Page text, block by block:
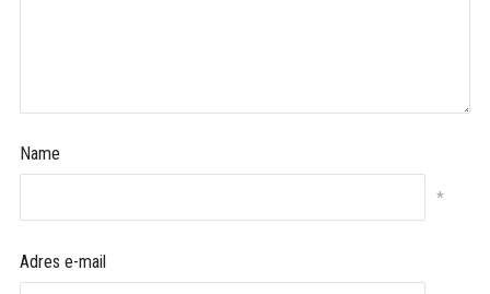
Name
*
Adres e-mail